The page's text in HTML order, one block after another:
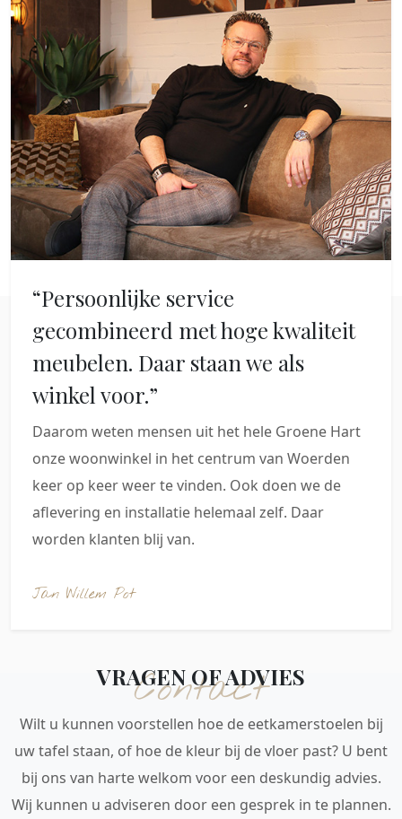
“Persoonlijke service
gecombineerd met hoge kwaliteit
meubelen. Daar staan we als
winkel voor.”
Daarom weten mensen uit het hele Groene Hart
onze woonwinkel in het centrum van Woerden
keer op keer weer te vinden. Ook doen we de
aflevering en installatie helemaal zelf. Daar
worden klanten blij van.
Jan Willem Pot
Contact
VRAGEN OF ADVIES
Wilt u kunnen voorstellen hoe de eetkamerstoelen bij
uw tafel staan, of hoe de kleur bij de vloer past? U bent
bij ons van harte welkom voor een deskundig advies.
Wij kunnen u adviseren door een gesprek in te plannen.